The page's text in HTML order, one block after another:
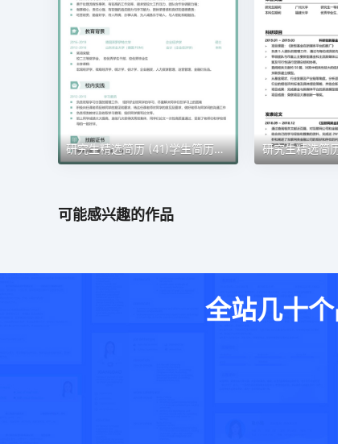
研究生精选简历 (41)学生简历word模板
可能感兴趣的作品
全站几十